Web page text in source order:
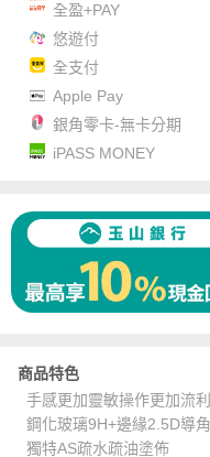
全盈+PAY
悠遊付
全支付
Apple Pay
銀角零卡-無卡分期
iPASS MONEY
商品特色
手感更加靈敏操作更加流利
鋼化玻璃9H+邊緣2.5D導角
獨特AS疏水疏油塗佈